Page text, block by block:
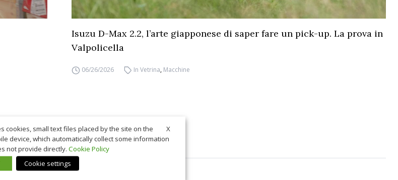
Isuzu D-Max 2.2, l’arte giapponese di saper fare un pick-up. La prova in
Valpolicella
06/26/2026 In Vetrina, Macchine
X
cookies, small text files placed by the site on the
device, which automatically collect some information
not provide directly. Cookie Policy
Cookie settings